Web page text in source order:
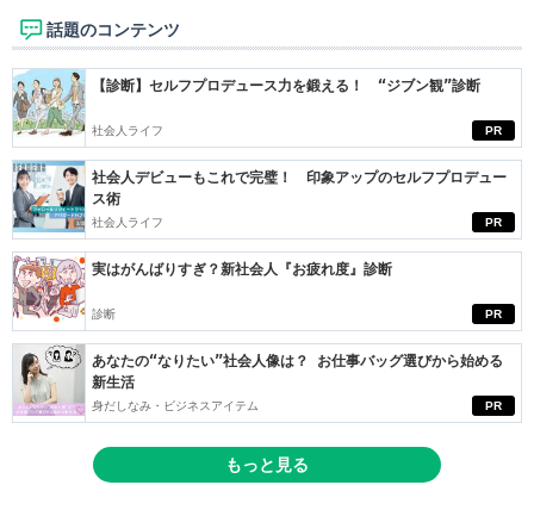
話題のコンテンツ
PR
【診断】セルフプロデュース力を鍛える！ “ジブン観”診断
社会人ライフ
PR
社会人デビューもこれで完璧！ 印象アップのセルフプロデュー
ス術
社会人ライフ
PR
実はがんばりすぎ？新社会人『お疲れ度』診断
診断
PR
あなたの“なりたい”社会人像は？ お仕事バッグ選びから始める
新生活
身だしなみ・ビジネスアイテム
もっと見る